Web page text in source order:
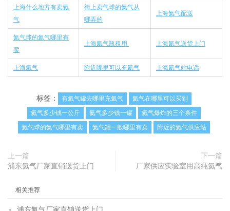
上海什么地方有卖氦
气
街上卖气球的氦气从
哪弄的
上海氦气配送
氦气球的氦气哪里有
卖
上海氦气瓶租用 上海氦气送货上门
上海氦气 附近哪里可以充氦气 上海氦气站电话
标签： 有氦气罐去哪里充氦气
氦气在哪里可以买到
氦气多少钱一公斤
氦气多少钱一罐
氦气爆炸的三个条件
氦气球的氦气哪里有卖
氦气罐一般哪里有卖 附近的氦气供应站
上一篇
浦东氦气厂家直销送货上门
下一篇
厂家供应实验室用高纯氦气
相关推荐